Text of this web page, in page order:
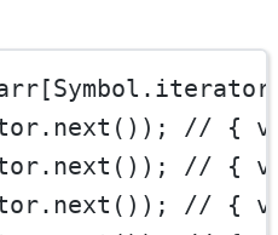
next ()); // {
next ()); // {
next ()); // {